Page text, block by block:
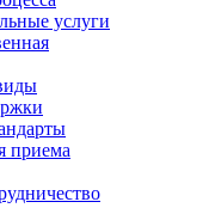
услуги
приема